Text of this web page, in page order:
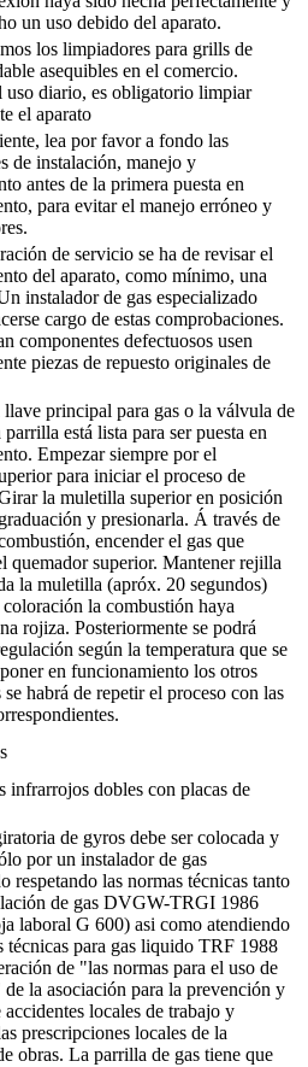
un uso debido del aparato.
los limpiadores para grills de
asequibles en el comercio.
uso diario, es obligatorio limpiar
el aparato
lea por favor a fondo las
de instalación, manejo y
antes de la primera puesta en
para evitar el manejo erróneo y
de servicio se ha de revisar el
del aparato, como mínimo, una
instalador de gas especializado
cargo de estas comprobaciones.
componentes defectuosos usen
piezas de repuesto originales de
principal para gas o la válvula de
está lista para ser puesta en
Empezar siempre por el
para iniciar el proceso de
la muletilla superior en posición
y presionarla. Á través de
encender el gas que
quemador superior. Mantener rejilla
la muletilla (apróx. 20 segundos)
coloración la combustión haya
rojiza. Posteriormente se podrá
según la temperatura que se
en funcionamiento los otros
se habrá de repetir el proceso con las
infrarrojos dobles con placas de
de gyros debe ser colocada y
por un instalador de gas
respetando las normas técnicas tanto
de gas DVGW-TRGI 1986
laboral G 600) asi como atendiendo
técnicas para gas liquido TRF 1988
de "las normas para el uso de
la asociación para la prevención y
accidentes locales de trabajo y
prescripciones locales de la
obras. La parrilla de gas tiene que